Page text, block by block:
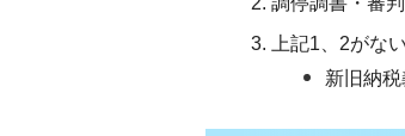
上記1、2がな
新旧納